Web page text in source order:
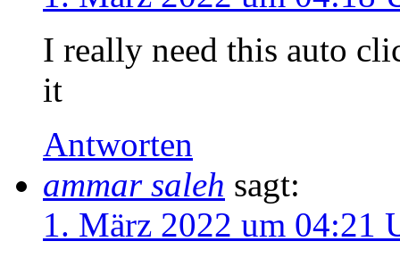
I really need this auto
it
Antworten
ammar saleh sagt:
1. März 2022 um 04:21